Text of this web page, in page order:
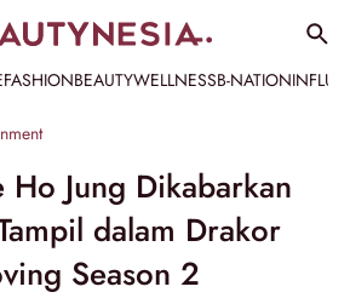
FASHIONBEAUTYWELLNESSB-NATION
Jung Dikabarkan
dalam Drakor
Season 2